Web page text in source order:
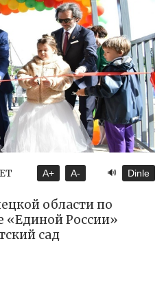
A+ A- 🔊 Dinle
области по
России»
сад